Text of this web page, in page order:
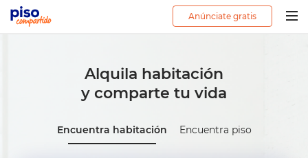
Anúnciate gratis
Alquila habitación
y comparte tu vida
Encuentra habitación Encuentra piso